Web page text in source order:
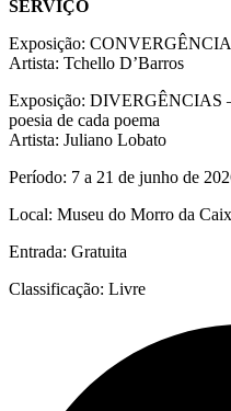
SERVIÇO
Exposição:
Artista: Tchello D’Barros
Exposição: DIVERGÊNCIAS
poesia de cada poema
Artista: Juliano Lobato
Período: 7 a 21 de junho de
Local: Museu do Morro da
Entrada: Gratuita
Classificação: Livre